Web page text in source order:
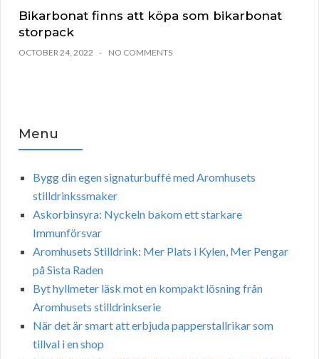
Bikarbonat finns att köpa som bikarbonat
storpack
OCTOBER 24, 2022 NO COMMENTS
Menu
Bygg din egen signaturbuffé med Aromhusets
stilldrinkssmaker
Askorbinsyra: Nyckeln bakom ett starkare
Immunförsvar
Aromhusets Stilldrink: Mer Plats i Kylen, Mer Pengar
på Sista Raden
Byt hyllmeter läsk mot en kompakt lösning från
Aromhusets stilldrinkserie
När det är smart att erbjuda papperstallrikar som
tillval i en shop